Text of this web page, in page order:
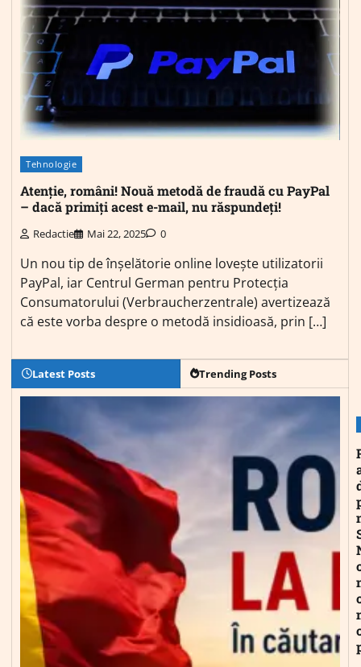
Tehnologie
Atenție, români! Nouă metodă de fraudă cu PayPal
– dacă primiți acest e-mail, nu răspundeți!
Redactie Mai 22, 2025 0
Un nou tip de înșelătorie online lovește utilizatorii
PayPal, iar Centrul German pentru Protecția
Consumatorului (Verbraucherzentrale) avertizează
că este vorba despre o metodă insidioasă, prin […]
Latest Posts Trending Posts